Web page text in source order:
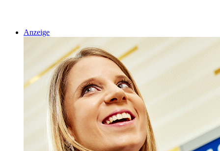
Anzeige